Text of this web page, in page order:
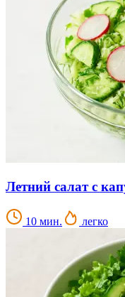
Летний салат с
10 мин. легко